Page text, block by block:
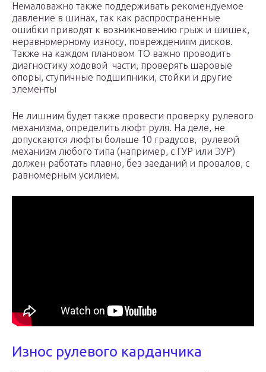
Немаловажно также поддерживать рекомендуемое
давление в шинах, так как распространенные
ошибки приводят к возникновению грыж и шишек,
неравномерному износу, повреждениям дисков.
Также на каждом плановом ТО важно проводить
диагностику ходовой части, проверять шаровые
опоры, ступичные подшипники, стойки и другие
элементы
Не лишним будет также провести проверку рулевого
механизма, определить люфт руля. На деле, не
допускаются люфты больше 10 градусов, рулевой
механизм любого типа (например, с ГУР или ЭУР)
должен работать плавно, без заеданий и провалов, с
равномерным усилием.
Износ рулевого карданчика